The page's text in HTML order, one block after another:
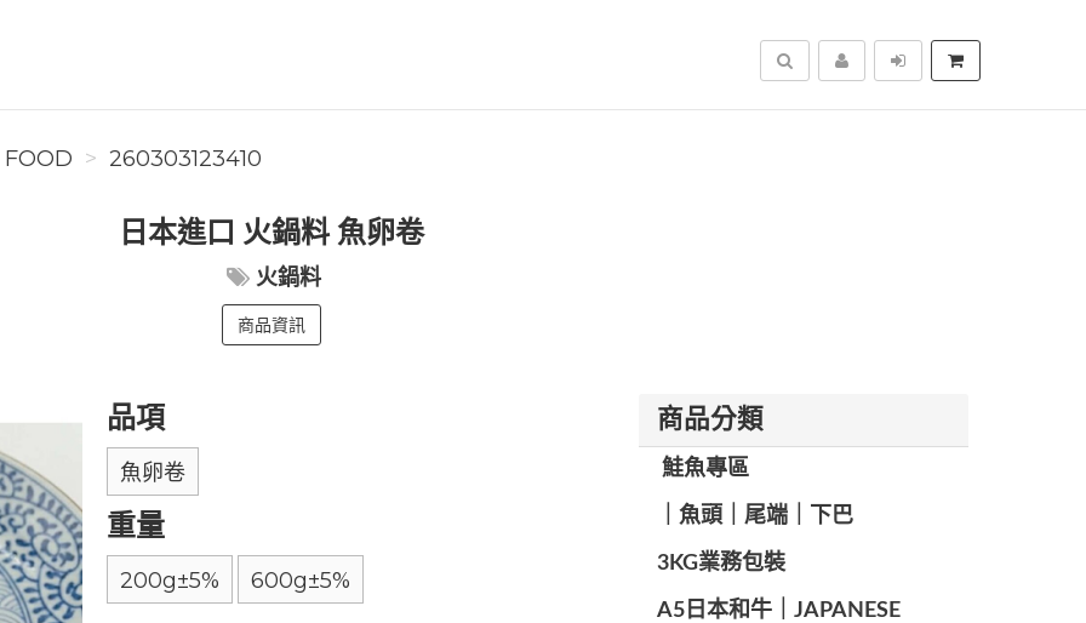
搜尋
FOOD 260303123410
日本進口 火鍋料 魚卵卷
火鍋料
商品資訊
品項
魚卵卷
重量
200g±5% 600g±5%
商品分類
️ 鮭魚專區
️｜魚頭｜尾端｜下巴
️3KG業務包裝
A5日本和牛｜JAPANESE